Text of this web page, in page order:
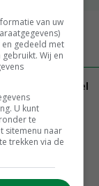
ziet marktaandeel
die als
van uw
gedeeld met
Wij en
U kunt
te
sitemenu naar
trekken via de